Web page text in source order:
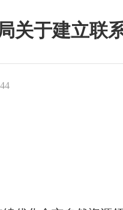
关于建立联